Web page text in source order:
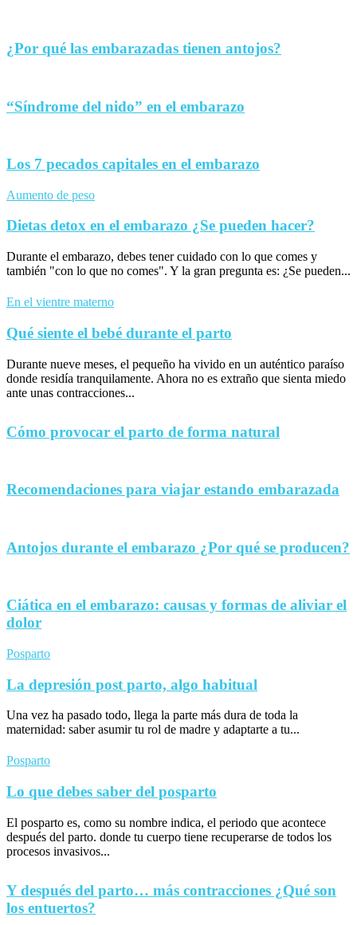
¿Por qué las embarazadas tienen antojos?
“Síndrome del nido” en el embarazo
Los 7 pecados capitales en el embarazo
Aumento de peso
Dietas detox en el embarazo ¿Se pueden hacer?
Durante el embarazo, debes tener cuidado con lo que comes y
también "con lo que no comes". Y la gran pregunta es: ¿Se pueden...
En el vientre materno
Qué siente el bebé durante el parto
Durante nueve meses, el pequeño ha vivido en un auténtico paraíso
donde residía tranquilamente. Ahora no es extraño que sienta miedo
ante unas contracciones...
Cómo provocar el parto de forma natural
Recomendaciones para viajar estando embarazada
Antojos durante el embarazo ¿Por qué se producen?
Ciática en el embarazo: causas y formas de aliviar el
dolor
Posparto
La depresión post parto, algo habitual
Una vez ha pasado todo, llega la parte más dura de toda la
maternidad: saber asumir tu rol de madre y adaptarte a tu...
Posparto
Lo que debes saber del posparto
El posparto es, como su nombre indica, el periodo que acontece
después del parto. donde tu cuerpo tiene recuperarse de todos los
procesos invasivos...
Y después del parto… más contracciones ¿Qué son
los entuertos?